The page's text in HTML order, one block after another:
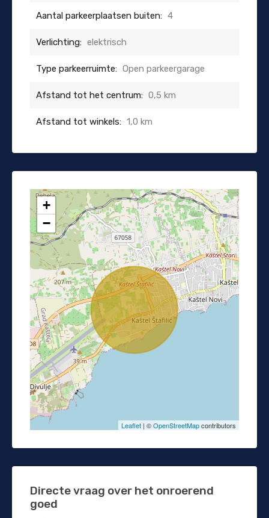
Aantal parkeerplaatsen buiten: 4
Verlichting: elektrisch
Type parkeerruimte: Open parkeergarage
Afstand tot het centrum: 0,5 km
Afstand tot winkels: 1,0 km
+
−
Leaflet | ©OpenStreetMapcontributors
Directe vraag over het onroerend
goed